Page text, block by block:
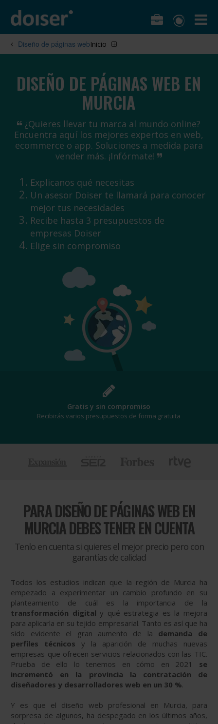
Diseño de páginas webInicio
DISEÑO DE PÁGINAS WEB EN
MURCIA
¿Quieres llevar tu marca al mundo online?
Encuentra aquí los mejores expertos en web,
ecommerce o app. Soluciones a medida para
vender más. ¡Infórmate!
Explicanos qué necesitas
Un asesor Doiser te llamará para conocer
mejor tus necesidades
Recibe hasta 3 presupuestos de
empresas Doiser
Elige sin compromiso
¡Al mejor precio!
Te beneficiarás de los mejores descuentos
PARADISEÑO DE PÁGINAS WEB EN
MURCIA DEBES TENER EN CUENTA
Tenlo en cuenta si quieres el mejor precio pero con
garantías de calidad
Todos los estudios indican que la región de Murcia ha
empezado a experimentar un cambio profundo en su
planteamiento de cuál es la importancia de la
transformación digital y qué estrategia es la mejora
para aplicarla en su tejido empresarial. Tanto es así que ha
sido evidente el gran aumento de la demanda
de
perfiles técnicos y la aparición de muchas nuevas
empresas que ofrecen servicios relacionados con las TIC.
Prueba de ello lo tenemos en cómo en 2021 se
incrementó en la provincia la contratación de
diseñadores y desarrolladores web en un 30 %.
Y es que el diseño web profesional en Murcia, para
sorpresa de algunos, ha despegado en los últimos años,